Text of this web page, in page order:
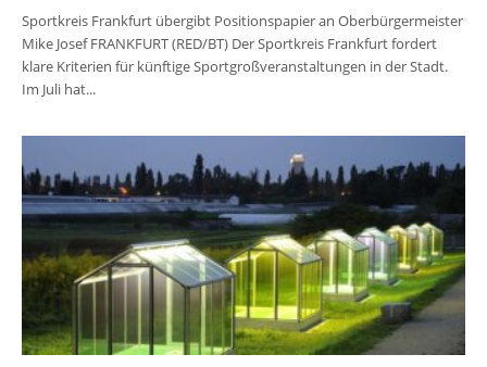
Sportkreis Frankfurt übergibt Positionspapier an Oberbürgermeister
Mike Josef FRANKFURT (RED/BT) Der Sportkreis Frankfurt fordert
klare Kriterien für künftige Sportgroßveranstaltungen in der Stadt.
Im Juli hat...